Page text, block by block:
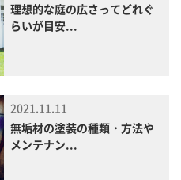
理想的な庭の広さってどれぐ
らいが目安...
2021.11.11
無垢材の塗装の種類・方法や
メンテナン...